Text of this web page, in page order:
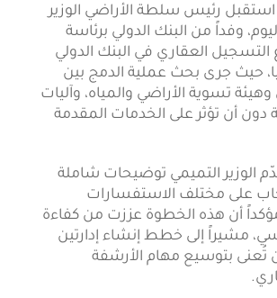
رئيس سلطة الأراضي الوزير
وفداً من البنك الدولي برئاسة
العقاري في البنك الدولي
حيث جرى بحث عملية الدمج بين
تسوية الأراضي والمياه، وآليات
أن تؤثر على الخدمات المقدمة
الوزير التميمي توضيحات شاملة
على مختلف الاستفسارات
مؤكداً أن هذه الخطوة عززت من كفاءة
مشيراً إلى خطط إنشاء إدارتين
تُعنى بتوسيع مهام الأرشفة